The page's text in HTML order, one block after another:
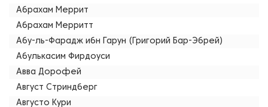
Абрахам Меррит
Абрахам Мерритт
Абу-ль-Фарадж ибн Гарун (Григорий Бар-Эбрей)
Абулькасим Фирдоуси
Авва Дорофей
Август Стриндберг
Августо Кури